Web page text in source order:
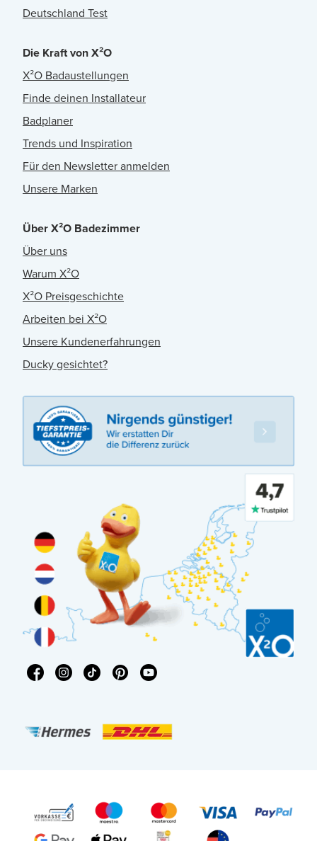
Deutschland Test
Die Kraft von X²O
X²O Badaustellungen
Finde deinen Installateur
Badplaner
Trends und Inspiration
Für den Newsletter anmelden
Unsere Marken
Über X²O Badezimmer
Über uns
Warum X²O
X²O Preisgeschichte
Arbeiten bei X²O
Unsere Kundenerfahrungen
Ducky gesichtet?